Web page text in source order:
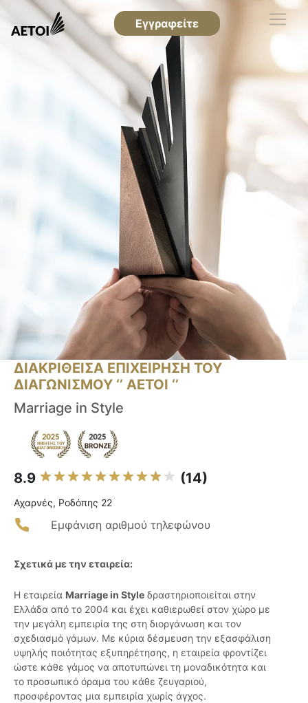
Εγγραφείτε
ΔΙΑΚΡΙΘΕΙΣΑ ΕΠΙΧΕΙΡΗΣΗ ΤΟΥ
ΔΙΑΓΩΝΙΣΜΟΥ ‘’ ΑΕΤΟΙ ‘’
Marriage in Style
8.9 (14)
Αχαρνές, Ροδόπης 22
Εμφάνιση αριθμού τηλεφώνου
Σχετικά με την εταιρεία:
Η εταιρεία Marriage in Style δραστηριοποιείται στην
Ελλάδα από το 2004 και έχει καθιερωθεί στον χώρο με
την μεγάλη εμπειρία της στη διοργάνωση και τον
σχεδιασμό γάμων. Με κύρια δέσμευση την εξασφάλιση
υψηλής ποιότητας εξυπηρέτησης, η εταιρεία φροντίζει
ώστε κάθε γάμος να αποτυπώνει τη μοναδικότητα και
το προσωπικό όραμα του κάθε ζευγαριού,
προσφέροντας μια εμπειρία χωρίς άγχος.